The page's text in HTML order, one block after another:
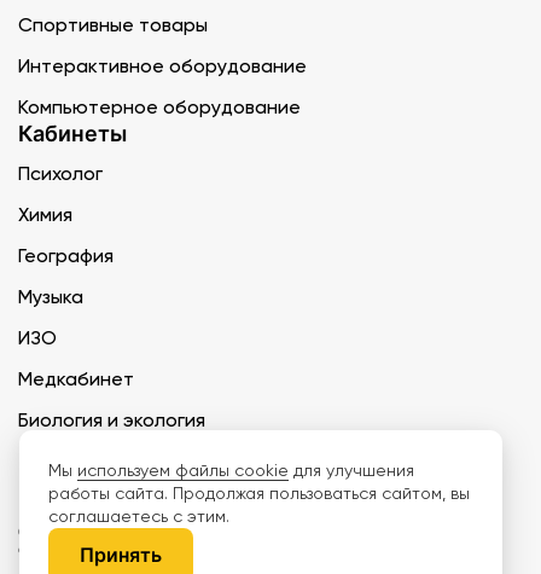
Спортивные товары
Интерактивное оборудование
Компьютерное оборудование
Кабинеты
Психолог
Химия
География
Музыка
ИЗО
Медкабинет
Биология и экология
Технология
ООО «Дети наше будущее» ИНН 6671165273 ОГРН 1216600030250 КПП
667101001 БИК 046577674
Мы используем файлы cookie для улучшения
работы сайта. Продолжая пользоваться сайтом, вы
соглашаетесь с этим.
Принять